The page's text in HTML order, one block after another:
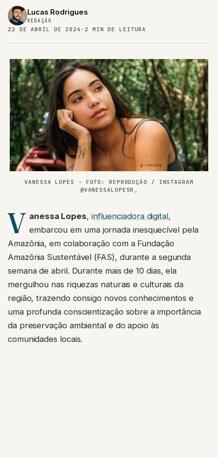
Lucas Rodrigues
REDAÇÃO
22 DE ABRIL DE 2024 · 2 MIN DE LEITURA
VANESSA LOPES - FOTO: REPRODUÇÃO / INSTAGRAM
@VANESSALOPESR_
V anessa Lopes, influenciadora digital,
embarcou em uma jornada inesquecível pela
Amazônia, em colaboração com a Fundação
Amazônia Sustentável (FAS), durante a segunda
semana de abril. Durante mais de 10 dias, ela
mergulhou nas riquezas naturais e culturais da
região, trazendo consigo novos conhecimentos e
uma profunda conscientização sobre a importância
da preservação ambiental e do apoio às
comunidades locais.